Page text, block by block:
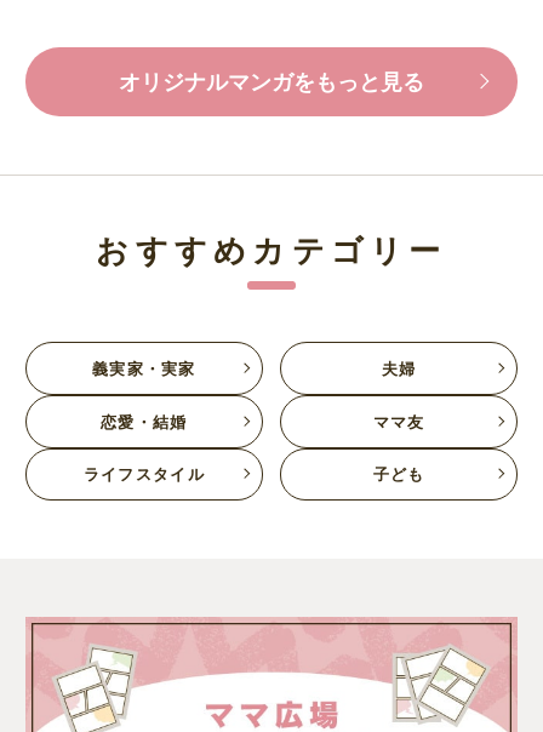
オリジナルマンガをもっと見る
おすすめカテゴリー
義実家・実家 夫婦
恋愛・結婚 ママ友
ライフスタイル 子ども